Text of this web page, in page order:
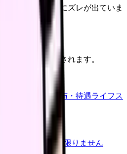
、入職後の現実にズレが出ていま
理画面に記録されます。
職場環境給与・待遇ライフス
、現場が楽とは限りません